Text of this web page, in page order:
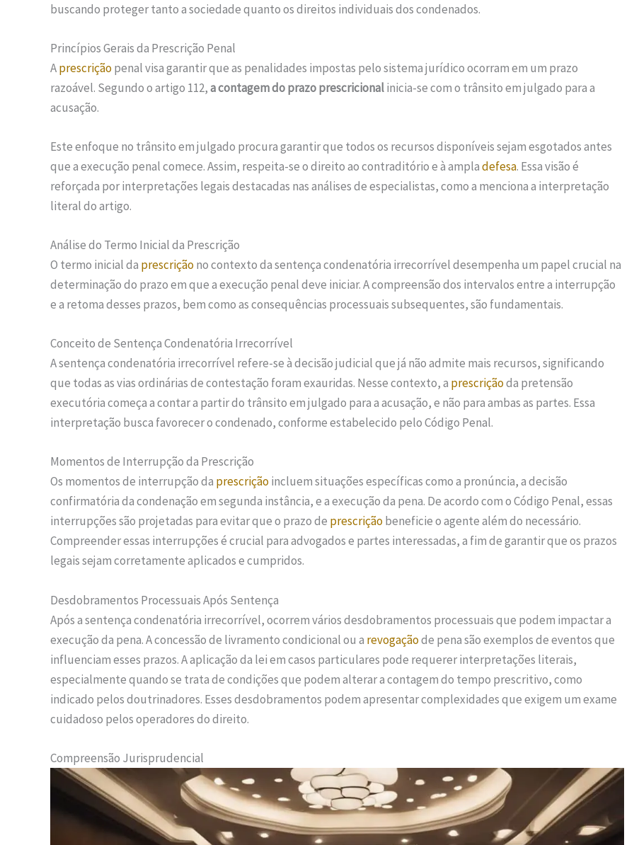
buscando proteger tanto a sociedade quanto os direitos individuais dos condenados.
Princípios Gerais da Prescrição Penal
Aprescriçãopenal visa garantir que as penalidades impostas pelo sistema jurídico ocorram em um prazo
razoável. Segundo o artigo 112,a contagem do prazo prescricionalinicia-se com o trânsito em julgado para a
acusação.
Este enfoque no trânsito em julgado procura garantir que todos os recursos disponíveis sejam esgotados antes
que a execução penal comece. Assim, respeita-se o direito ao contraditório e à ampladefesa. Essa visão é
reforçada por interpretações legais destacadas nas análises de especialistas, como a menciona a interpretação
literal do artigo.
Análise do Termo Inicial da Prescrição
O termo inicial da prescriçãono contexto da sentença condenatória irrecorrível desempenha um papel crucial na
determinação do prazo em que a execução penal deve iniciar. A compreensão dos intervalos entre a interrupção
e a retoma desses prazos, bem como as consequências processuais subsequentes, são fundamentais.
Conceito de Sentença Condenatória Irrecorrível
A sentença condenatória irrecorrível refere-se à decisão judicial que já não admite mais recursos, significando
que todas as vias ordinárias de contestação foram exauridas. Nesse contexto, a prescriçãoda pretensão
executória começa a contar a partir do trânsito em julgado para a acusação, e não para ambas as partes. Essa
interpretação busca favorecer o condenado, conforme estabelecido pelo Código Penal.
Momentos de Interrupção da Prescrição
Os momentos de interrupção da prescriçãoincluem situações específicas como a pronúncia, a decisão
confirmatória da condenação em segunda instância, e a execução da pena. De acordo com o Código Penal, essas
interrupções são projetadas para evitar que o prazo de prescriçãobeneficie o agente além do necessário.
Compreender essas interrupções é crucial para advogados e partes interessadas, a fim de garantir que os prazos
legais sejam corretamente aplicados e cumpridos.
Desdobramentos Processuais Após Sentença
Após a sentença condenatória irrecorrível, ocorrem vários desdobramentos processuais que podem impactar a
execução da pena. A concessão de livramento condicional ou a revogaçãode pena são exemplos de eventos que
influenciam esses prazos. A aplicação da lei em casos particulares pode requerer interpretações literais,
especialmente quando se trata de condições que podem alterar a contagem do tempo prescritivo, como
indicado pelos doutrinadores. Esses desdobramentos podem apresentar complexidades que exigem um exame
cuidadoso pelos operadores do direito.
Compreensão Jurisprudencial